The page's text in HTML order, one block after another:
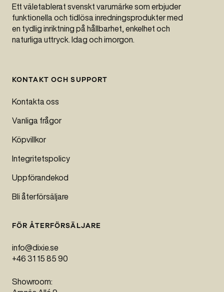
Ett väletablerat svenskt varumärke som erbjuder
funktionella och tidlösa inredningsprodukter med
en tydlig inriktning på hållbarhet, enkelhet och
naturliga uttryck. Idag och imorgon.
KONTAKT OCH SUPPORT
Kontakta oss
Vanliga frågor
Köpvillkor
Integritetspolicy
Uppförandekod
Bli återförsäljare
FÖR ÅTERFÖRSÄLJARE
info@dixie.se
+46 31 15 85 90
Showroom: